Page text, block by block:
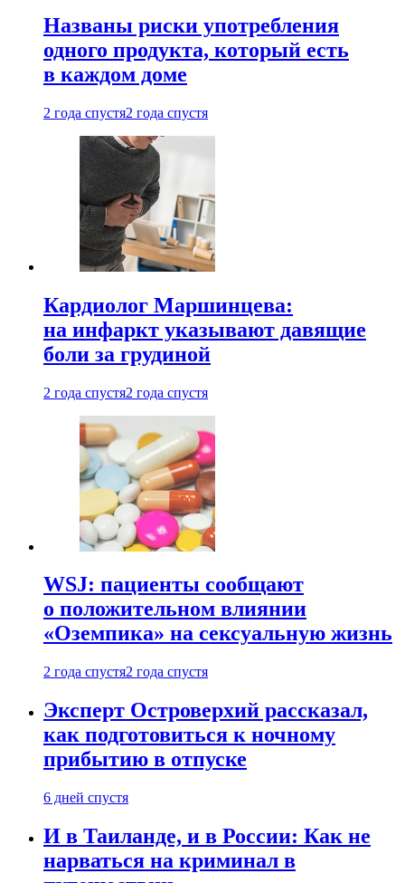
Названы риски употребления
одного продукта, который есть
в каждом доме
2 года спустя2 года спустя
Кардиолог Маршинцева:
на инфаркт указывают давящие
боли за грудиной
2 года спустя2 года спустя
WSJ: пациенты сообщают
о положительном влиянии
«Оземпика» на сексуальную жизнь
2 года спустя2 года спустя
Эксперт Островерхий рассказал,
как подготовиться к ночному
прибытию в отпуске
6 дней спустя
И в Таиланде, и в России: Как не
нарваться на криминал в